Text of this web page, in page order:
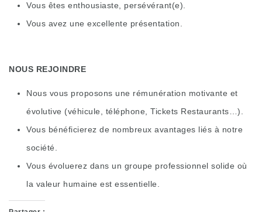
Vous êtes enthousiaste, persévérant(e).
Vous avez une excellente présentation.
NOUS REJOINDRE
Nous vous proposons une rémunération motivante et
évolutive (véhicule, téléphone, Tickets Restaurants…).
Vous bénéficierez de nombreux avantages liés à notre
société.
Vous évoluerez dans un groupe professionnel solide où
la valeur humaine est essentielle.